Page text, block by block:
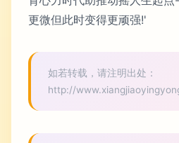
更微但此时变得更顽强!'
如若转载，请注明出处：
http://